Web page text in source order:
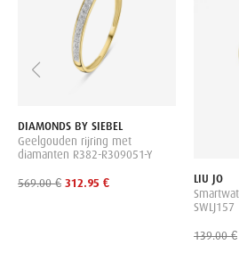
DIAMONDS BY SIEBEL
Geelgouden rijring met
diamanten R382-R309051-Y
569.00 € 312.95 €
LIU JO
SWLJ157
139.00 €